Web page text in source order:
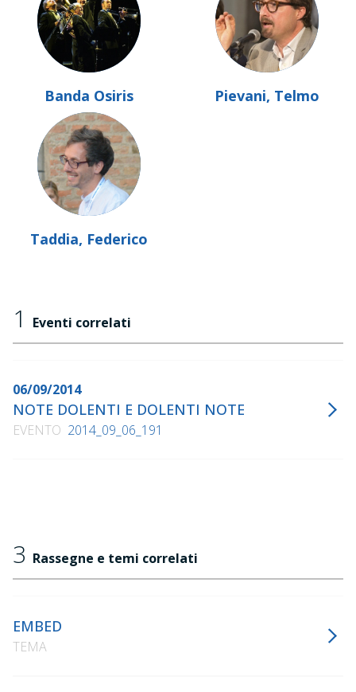
Banda Osiris Pievani, Telmo
Taddia, Federico
1 Eventi correlati
06/09/2014
NOTE DOLENTI E DOLENTI NOTE
EVENTO 2014_09_06_191
3 Rassegne e temi correlati
EMBED
TEMA